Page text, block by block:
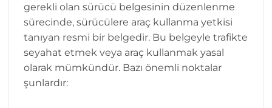
gerekli olan sürücü belgesinin düzenlenme
sürecinde, sürücülere araç kullanma yetkisi
tanıyan resmi bir belgedir. Bu belgeyle trafikte
seyahat etmek veya araç kullanmak yasal
olarak mümkündür. Bazı önemli noktalar
şunlardır: